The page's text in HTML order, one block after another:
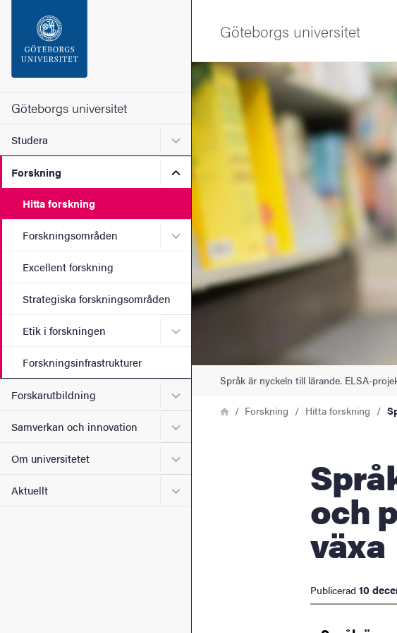
Sidfoten
Om webbplatsen
Göteborgs universitet
Studera Undermeny för Studera
Forskning Undermeny för Forskning
Hitta forskning
Forskningsområden Undermeny för Forskningsområden
Excellent forskning
Strategiska forskningsområden
Etik i forskningen Undermeny för Etik i forskningen
Forskningsinfrastrukturer
Forskarutbildning Undermeny för Forskarutbildning
Samverkan och innovation Undermeny för Samverkan och innovation
Om universitetet Undermeny för Om universitetet
Aktuellt Undermeny för Aktuellt
Göteborgs universitet
Bild
Språk är nyckeln till lärande. ELSA-
LänkstigHemForskning Hitta forskning
Språkprojekt fick barn
och
växa
Publicerad 10